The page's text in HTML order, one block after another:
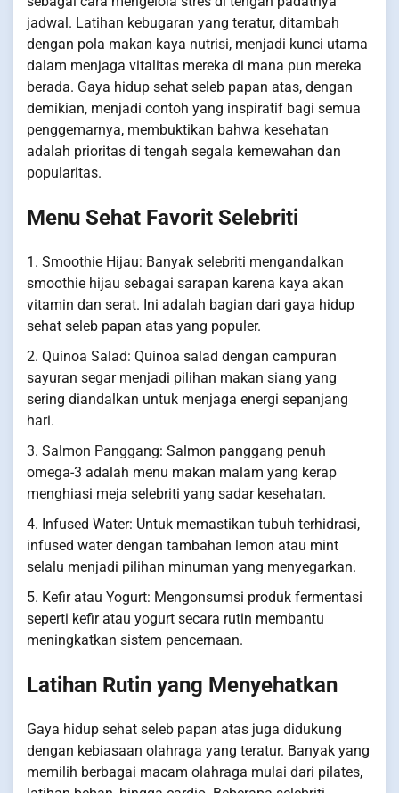
jadwal. Latihan kebugaran yang teratur, ditambah
dengan pola makan kaya nutrisi, menjadi kunci utama
dalam menjaga vitalitas mereka di mana pun mereka
berada. Gaya hidup sehat seleb papan atas, dengan
demikian, menjadi contoh yang inspiratif bagi semua
penggemarnya, membuktikan bahwa kesehatan
adalah prioritas di tengah segala kemewahan dan
popularitas.
Menu Sehat Favorit Selebriti
1. Smoothie Hijau: Banyak selebriti mengandalkan
smoothie hijau sebagai sarapan karena kaya akan
vitamin dan serat. Ini adalah bagian dari gaya hidup
sehat seleb papan atas yang populer.
2. Quinoa Salad: Quinoa salad dengan campuran
sayuran segar menjadi pilihan makan siang yang
sering diandalkan untuk menjaga energi sepanjang
hari.
3. Salmon Panggang: Salmon panggang penuh
omega-3 adalah menu makan malam yang kerap
menghiasi meja selebriti yang sadar kesehatan.
4. Infused Water: Untuk memastikan tubuh terhidrasi,
infused water dengan tambahan lemon atau mint
selalu menjadi pilihan minuman yang menyegarkan.
5. Kefir atau Yogurt: Mengonsumsi produk fermentasi
seperti kefir atau yogurt secara rutin membantu
meningkatkan sistem pencernaan.
Latihan Rutin yang Menyehatkan
Gaya hidup sehat seleb papan atas juga didukung
dengan kebiasaan olahraga yang teratur. Banyak yang
memilih berbagai macam olahraga mulai dari pilates,